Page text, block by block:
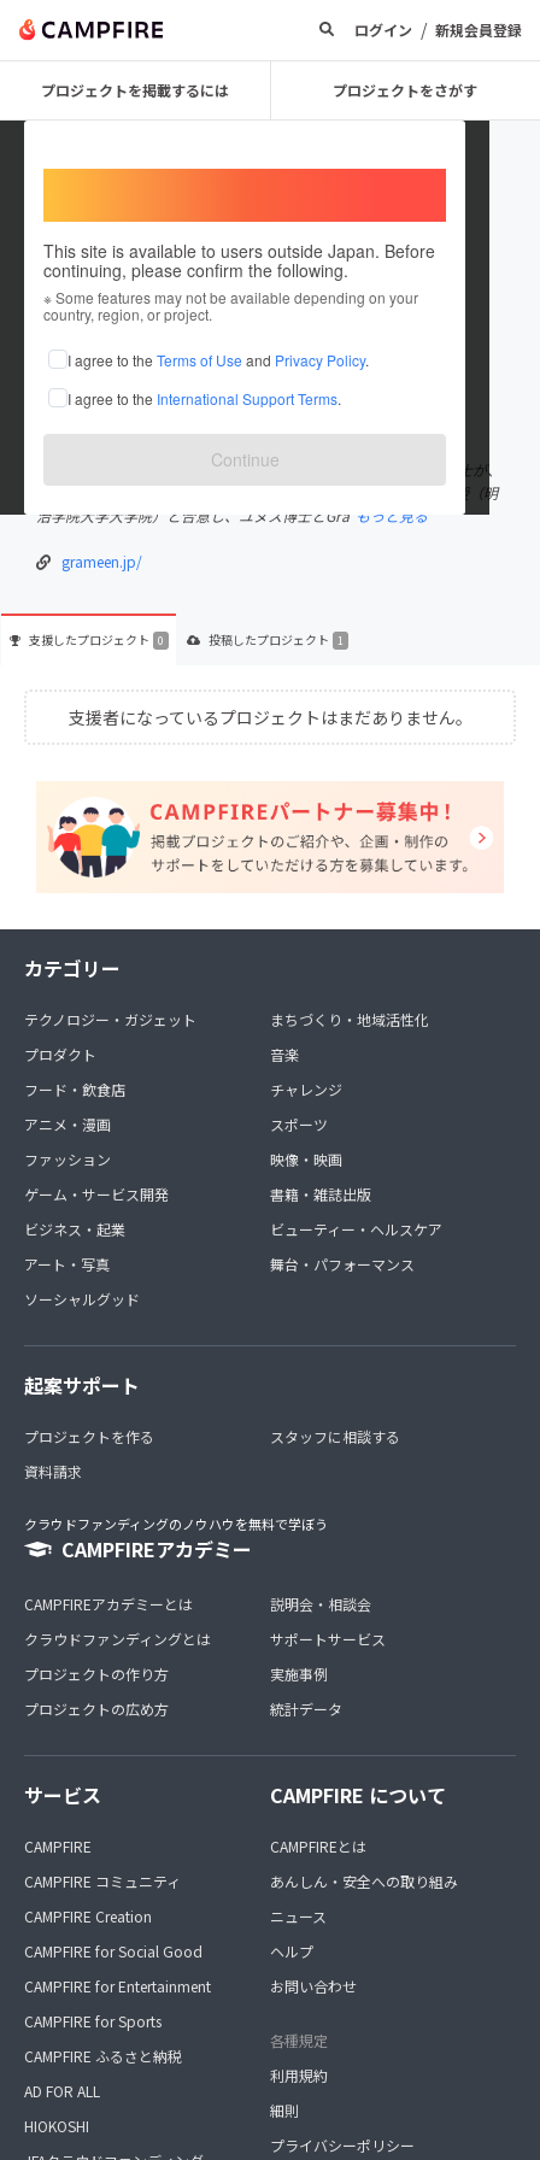
ログイン / 新規会員登録
プロジェクトを掲載するには プロジェクトをさがす
This site is available to users outside Japan. Before
continuing, please confirm the following.
※ Some features may not be available depending on your
country, region, or project.
I agree to the Terms of Use and Privacy Policy.
I agree to the International Support Terms.
Continue
grameen_nippon
これまでに1件のプロジェクトを投稿しています
在住国：日本 現在地：東京都
出身国：日本 出身地：東京都
一般社団法人 グラミン日本準備機構です。 ムハマド・ユヌス博士が、
2017年2月来日した際、「グラミン日本」設立について菅正広教授（明
治学院大学大学院）と合意し、ユヌス博士とGra もっと見る
grameen.jp/
支援したプロジェクト 0 投稿したプロジェクト 1
支援者になっているプロジェクトはまだありません。
カテゴリー
テクノロジー・ガジェット
プロダクト
フード・飲食店
アニメ・漫画
ファッション
ゲーム・サービス開発
ビジネス・起業
アート・写真
ソーシャルグッド
まちづくり・地域活性化
音楽
チャレンジ
スポーツ
映像・映画
書籍・雑誌出版
ビューティー・ヘルスケア
舞台・パフォーマンス
起案サポート
プロジェクトを作る
資料請求
スタッフに相談する
クラウドファンディングのノウハウを無料で学ぼう
CAMPFIREアカデミー
CAMPFIREアカデミーとは
クラウドファンディングとは
プロジェクトの作り方
プロジェクトの広め方
説明会・相談会
サポートサービス
実施事例
統計データ
サービス
CAMPFIRE
CAMPFIRE コミュニティ
CAMPFIRE Creation
CAMPFIRE for Social Good
CAMPFIRE for Entertainment
CAMPFIRE for Sports
CAMPFIRE ふるさと納税
AD FOR ALL
HIOKOSHI
CAMPFIRE について
CAMPFIREとは
あんしん・安全への取り組み
ニュース
ヘルプ
お問い合わせ
各種規定
利用規約
細則
プライバシーポリシー